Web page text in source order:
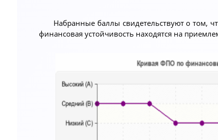
Набранные баллы свидетельствуют о том,
финансовая устойчивость находятся на